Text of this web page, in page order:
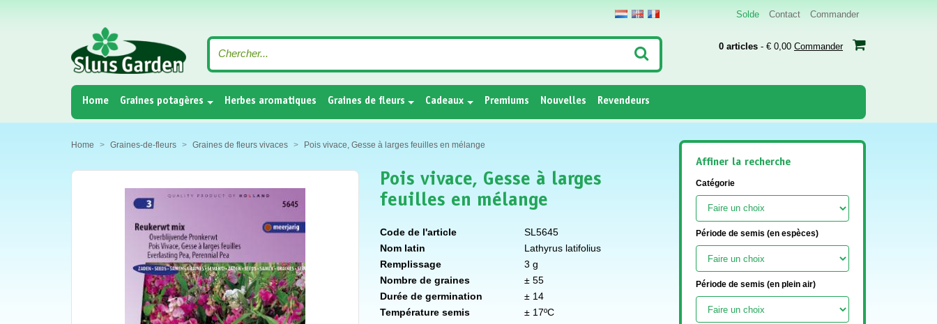
Solde Contact Commander
0 articles - € 0,00 Commander
Home(current)
Graines potagères Herbes aromatiques Graines de fleurs Cadeaux Premiums Nouvelles Revendeurs
Home Graines-de-fleurs Graines de fleurs vivaces Pois vivace, Gesse à larges feuilles en mélange
Pois vivace, Gesse à larges
feuilles en mélange
Code de l'article
SL5645
Nom latin
Lathyrus latifolius
Remplissage
3 g
Nombre de graines
± 55
Durée de germination
± 14
Température semis
± 17ºC
Affiner la recherche
Catégorie
Période de semis (en espèces)
Période de semis (en plein air)